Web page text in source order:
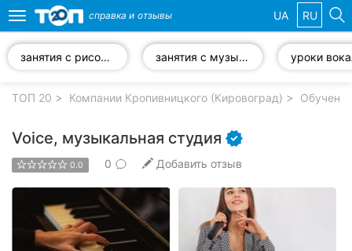
компании
рубрики:
Стоматологии
Toggle
navigation
справка и отзывы UA RU
занятия с рисования занятия с музыки уроки
ТОП 20 Компании Кропивницкого (Кировоград)
Voice, музыкальная студия
0.0 0 Добавить отзыв